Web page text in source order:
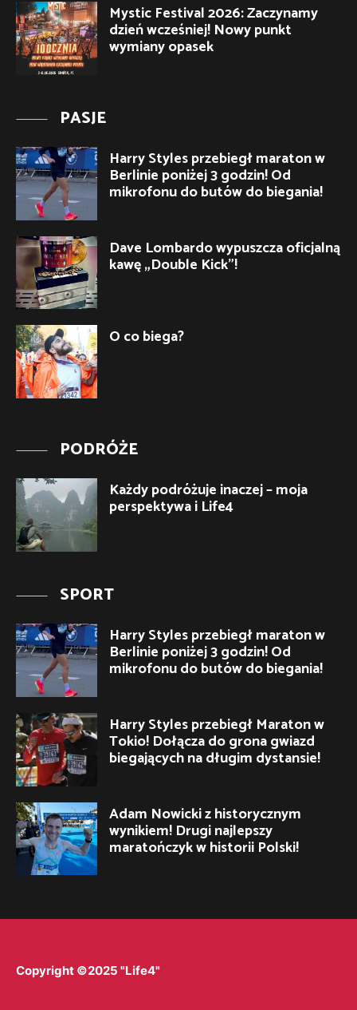
Mystic Festival 2026: Zaczynamy
dzień wcześniej! Nowy punkt
wymiany opasek
PASJE
Harry Styles przebiegł maraton w
Berlinie poniżej 3 godzin! Od
mikrofonu do butów do biegania!
Dave Lombardo wypuszcza oficjalną
kawę „Double Kick”!
O co biega?
PODRÓŻE
Każdy podróżuje inaczej – moja
perspektywa i Life4
SPORT
Harry Styles przebiegł maraton w
Berlinie poniżej 3 godzin! Od
mikrofonu do butów do biegania!
Harry Styles przebiegł Maraton w
Tokio! Dołącza do grona gwiazd
biegających na długim dystansie!
Adam Nowicki z historycznym
wynikiem! Drugi najlepszy
maratończyk w historii Polski!
Copyright ©2025 "Life4"